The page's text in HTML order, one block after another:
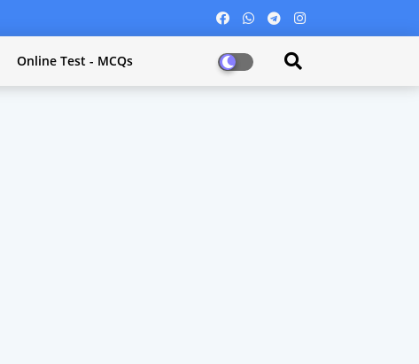
Online Test - MCQs